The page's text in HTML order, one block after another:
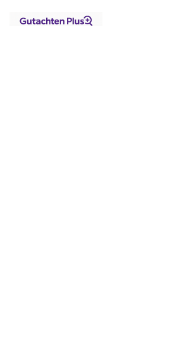
Startseite
Standorte Brandenburg